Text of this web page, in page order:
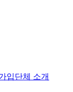
입단체 소개